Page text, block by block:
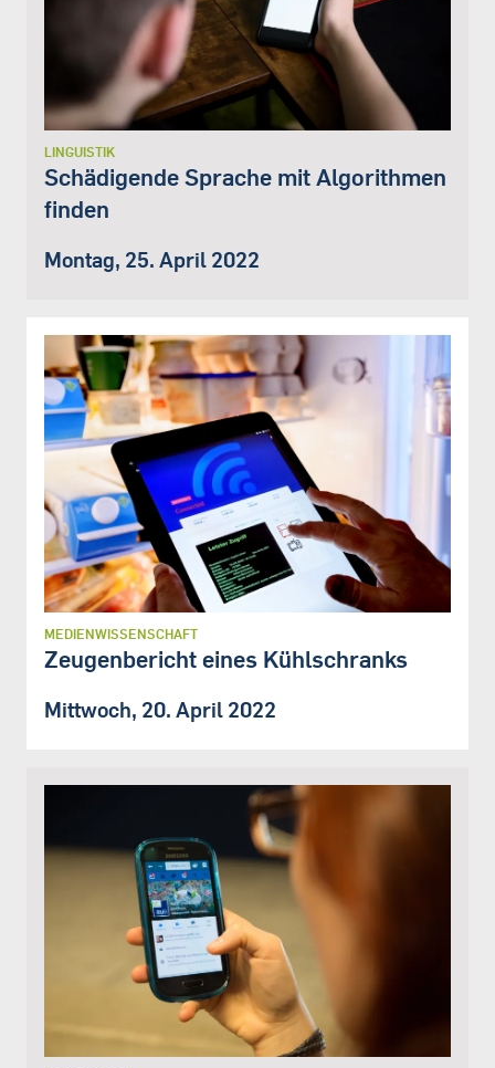
LINGUISTIK
Schädigende Sprache mit Algorithmen
finden
Montag, 25. April 2022
MEDIENWISSENSCHAFT
Zeugenbericht eines Kühlschranks
Mittwoch, 20. April 2022